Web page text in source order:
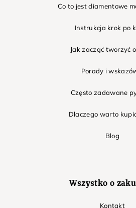
Co to jest diamentowe
Instrukcja krok po
Jak zacząć tworzyć
Porady i
Często zadawane
Dlaczego warto
Blog
Wszystko o
Kontakt